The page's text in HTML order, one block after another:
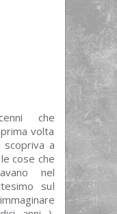
che
volta
scopriva a
cose che
nel
sul